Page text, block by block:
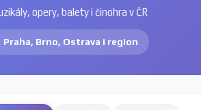
opery, balety i činohra v ČR
Praha, Brno, Ostrava i region